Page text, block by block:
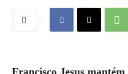
Francisco Jesus